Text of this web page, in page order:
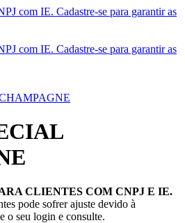
com IE. Cadastre-se para garantir as
com IE. Cadastre-se para garantir as
CLIENTES COM CNPJ E IE.
pode sofrer ajuste devido à
o seu login e consulte.